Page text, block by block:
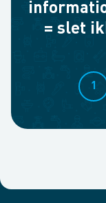
= slet
1